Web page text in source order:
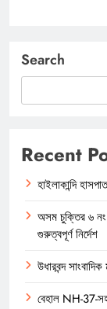
Search
Recent
হাইলাকান্দি
অসম চুক্তির ৬ নং
গুরুত্বপূর্ণ নির্দেশ
উধারবন্দ
বেহাল NH-37-সহ